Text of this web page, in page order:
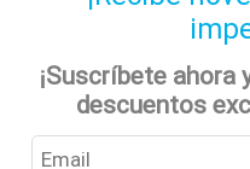
¡Suscríbete ahora
descuentos
Inicio Tienda Veganos